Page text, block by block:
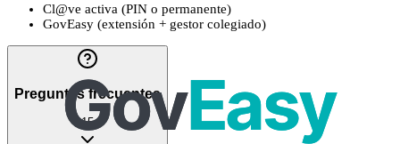
Cl@ve activa (PIN o permanente)
GovEasy (extensión + gestor colegiado)
Preguntas frecuentes
15